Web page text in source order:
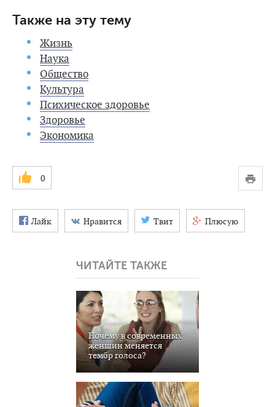
Также на эту тему
Жизнь
Наука
Общество
Культура
Психическое здоровье
Здоровье
Экономика
0
Лайк Нравится Твит Плюсую
ЧИТАЙТЕ ТАКЖЕ
Почему в современных
женщин меняется
тембр голоса?